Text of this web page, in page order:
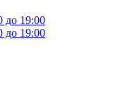
до 19:00
до 19:00